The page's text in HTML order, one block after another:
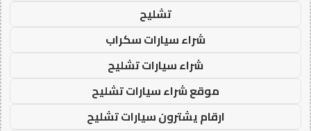
تشليح
شراء سيارات سكراب
شراء سيارات تشليح
موقع شراء سيارات تشليح
ارقام يشترون سيارات تشليح